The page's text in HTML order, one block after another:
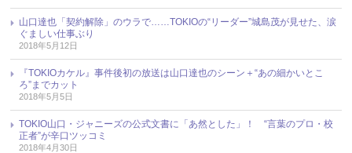
山口達也「契約解除」のウラで……TOKIOの“リーダー”城島茂が見せた、涙
ぐましい仕事ぶり
2018年5月12日
『TOKIOカケル』事件後初の放送は山口達也のシーン＋“あの細かいとこ
ろ”までカット
2018年5月5日
TOKIO山口・ジャニーズの公式文書に「あ然とした」！ “言葉のプロ・校
正者”が辛口ツッコミ
2018年4月30日